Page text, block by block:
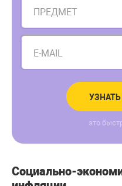
ПРЕДМЕТ
E-MAIL
это
Социально-